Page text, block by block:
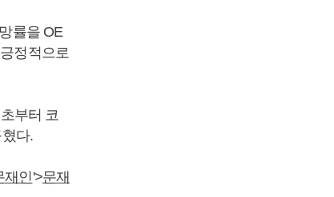
률을 OE
정적으로
부터 코
다.
재인 '>문재